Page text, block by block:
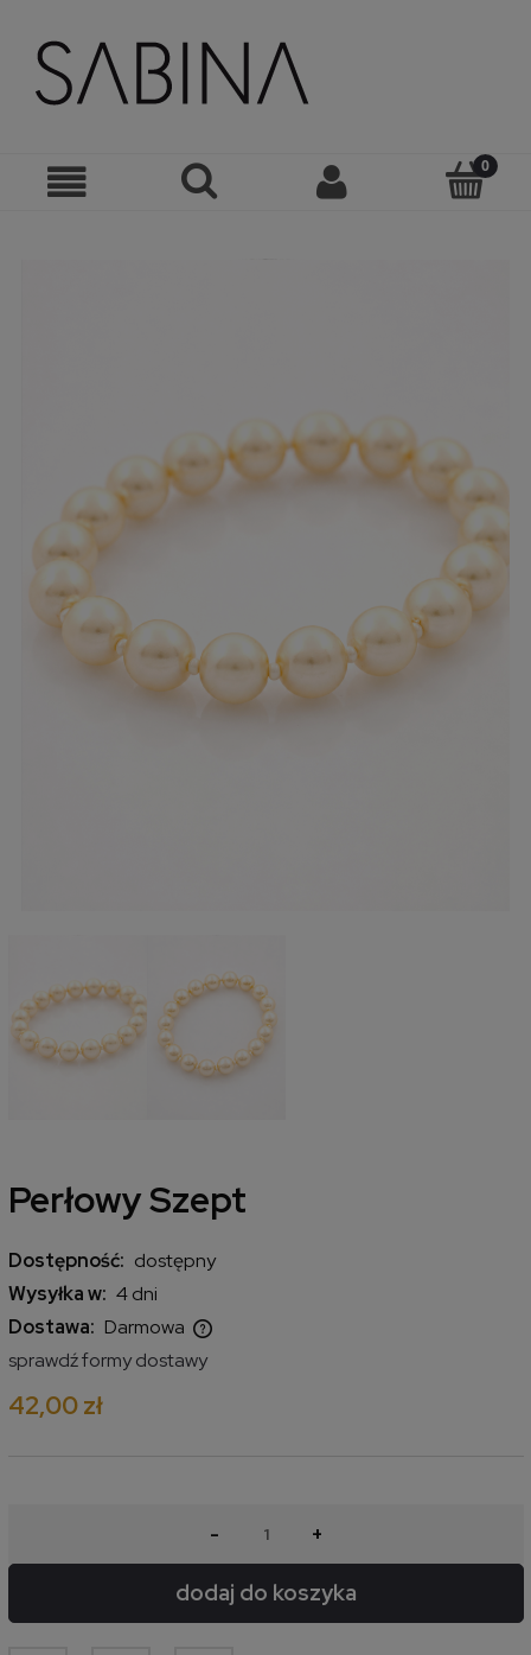
Perłowy Szept
Dostępność: dostępny
Wysyłka w: 4 dni
Dostawa: Darmowa
Cena nie zawiera ewentualnych kosztów płatności
sprawdź formy dostawy
42,00 zł
- +
dodaj do koszyka